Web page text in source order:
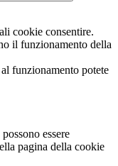
cookie consentire.
il funzionamento della
funzionamento potete
essere
pagina della cookie